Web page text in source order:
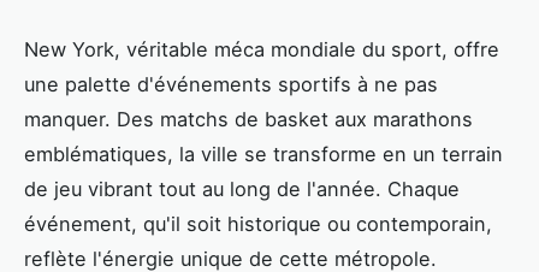
New York, véritable méca mondiale du sport, offre
une palette d'événements sportifs à ne pas
manquer. Des matchs de basket aux marathons
emblématiques, la ville se transforme en un terrain
de jeu vibrant tout au long de l'année. Chaque
événement, qu'il soit historique ou contemporain,
reflète l'énergie unique de cette métropole.